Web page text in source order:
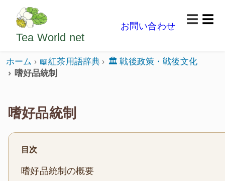
ようこそいらっしゃいました。どうぞごゆっくり楽
Tea World net
お問い合わせ
☰
ホーム 📖紅茶用語辞典
🏛️ 戦後政策・戦後文化
嗜好品統制
嗜好品統制
目次
嗜好品統制の概要